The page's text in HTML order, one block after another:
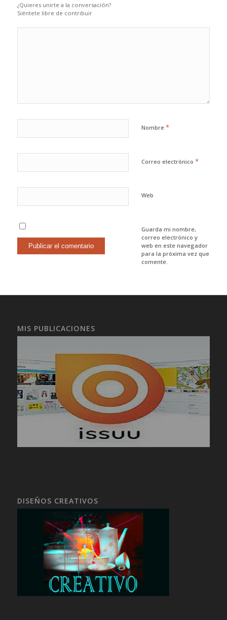
¿Quieres unirte a la conversación?
Siéntete libre de contribuir
Nombre *
Correo electrónico *
Web
Guarda mi nombre,
correo electrónico y
web en este navegador
para la próxima vez que
comente.
MIS PUBLICACIONES
DISEÑOS CREATIVOS